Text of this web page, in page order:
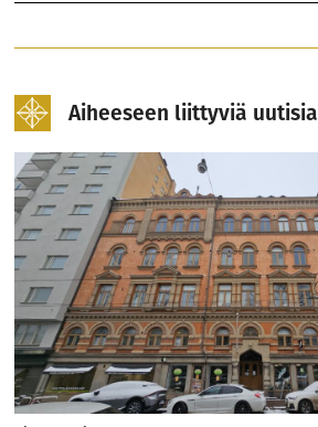
Aiheeseen liittyviä uutisia